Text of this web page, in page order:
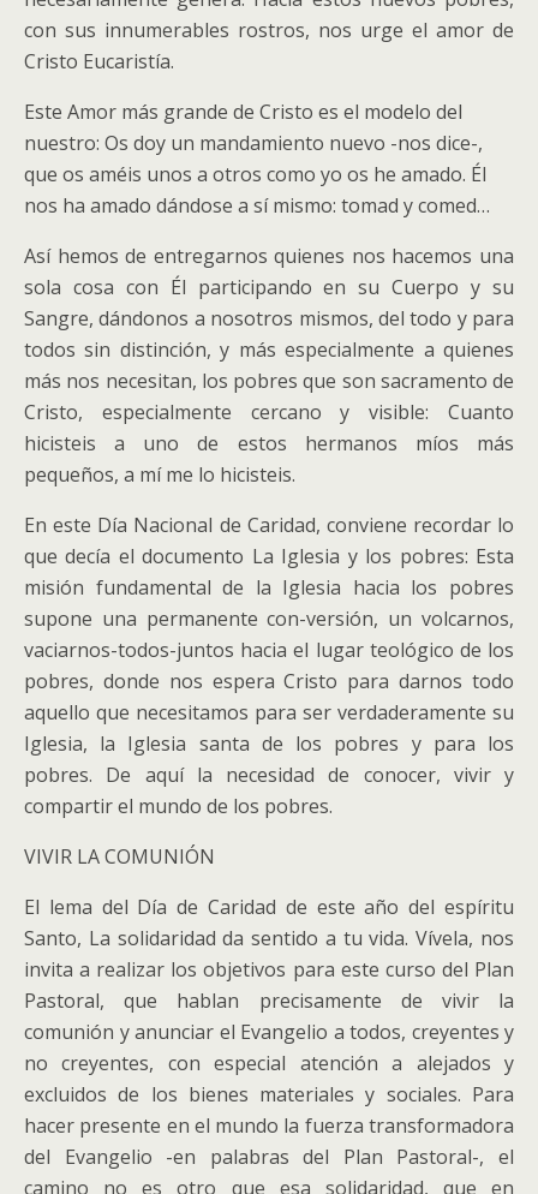
con sus innumerables rostros, nos urge el amor de
Cristo Eucaristía.
Este Amor más grande de Cristo es el modelo del
nuestro: Os doy un mandamiento nuevo -nos dice-,
que os améis unos a otros como yo os he amado. Él
nos ha amado dándose a sí mismo: tomad y comed…
Así hemos de entregarnos quienes nos hacemos una
sola cosa con Él participando en su Cuerpo y su
Sangre, dándonos a nosotros mismos, del todo y para
todos sin distinción, y más especialmente a quienes
más nos necesitan, los pobres que son sacramento de
Cristo, especialmente cercano y visible: Cuanto
hicisteis a uno de estos hermanos míos más
pequeños, a mí me lo hicisteis.
En este Día Nacional de Caridad, conviene recordar lo
que decía el documento La Iglesia y los pobres: Esta
misión fundamental de la Iglesia hacia los pobres
supone una permanente con-versión, un volcarnos,
vaciarnos-todos-juntos hacia el lugar teológico de los
pobres, donde nos espera Cristo para darnos todo
aquello que necesitamos para ser verdaderamente su
Iglesia, la Iglesia santa de los pobres y para los
pobres. De aquí la necesidad de conocer, vivir y
compartir el mundo de los pobres.
VIVIR LA COMUNIÓN
El lema del Día de Caridad de este año del espíritu
Santo, La solidaridad da sentido a tu vida. Vívela, nos
invita a realizar los objetivos para este curso del Plan
Pastoral, que hablan precisamente de vivir la
comunión y anunciar el Evangelio a todos, creyentes y
no creyentes, con especial atención a alejados y
excluidos de los bienes materiales y sociales. Para
hacer presente en el mundo la fuerza transformadora
del Evangelio -en palabras del Plan Pastoral-, el
camino no es otro que esa solidaridad, que en